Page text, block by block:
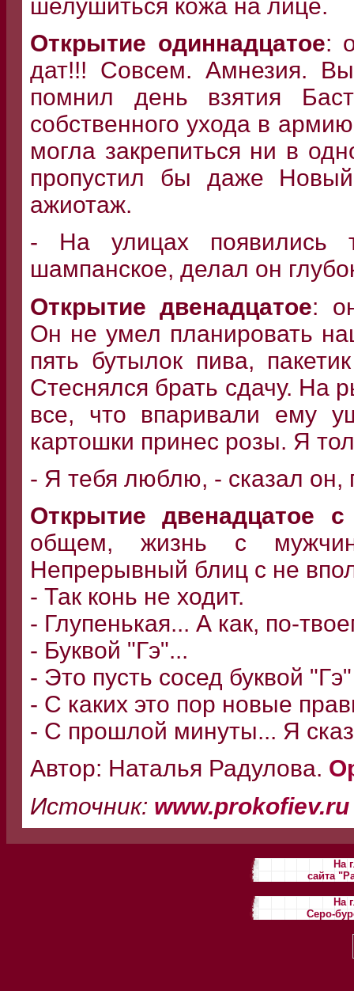
шелушиться кожа на лице.
Открытие одиннадцатое:
дат!!! Совсем. Амнезия.
помнил день взятия
собственного ухода в
могла закрепиться ни в
пропустил бы даже
ажиотаж.
- На улицах появились
шампанское, делал он
Открытие двенадцатое:
Он не умел планировать
пять бутылок пива,
Стеснялся брать сдачу. На
все, что впаривали ему
картошки принес розы. Я
- Я тебя люблю, - сказал он,
Открытие двенадцатое с
общем, жизнь с
Непрерывный блиц с не
- Так конь не ходит.
- Глупенькая... А как, по-
- Буквой "Гэ"...
- Это пусть сосед буквой
- С каких это пор новые
- С прошлой минуты... Я
Автор: Наталья Радулова.
Источник: www.prokofiev.ru
На
сайта
На
Серо-